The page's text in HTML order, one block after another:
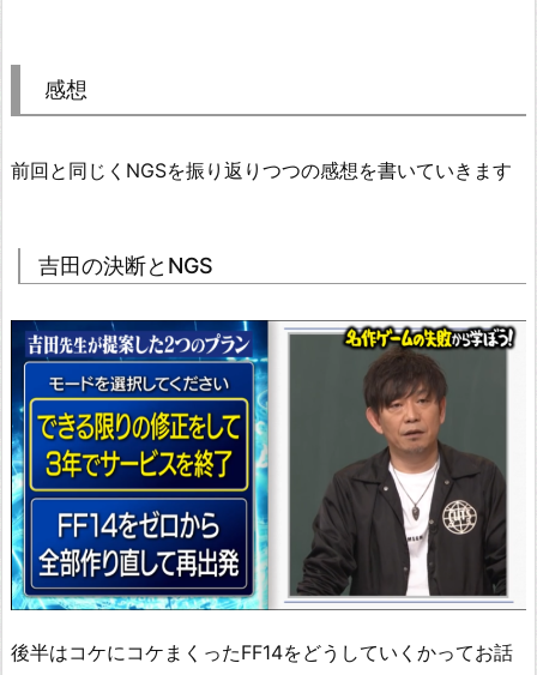
感想
前回と同じくNGSを振り返りつつの感想を書いていきます
吉田の決断とNGS
後半はコケにコケまくったFF14をどうしていくかってお話